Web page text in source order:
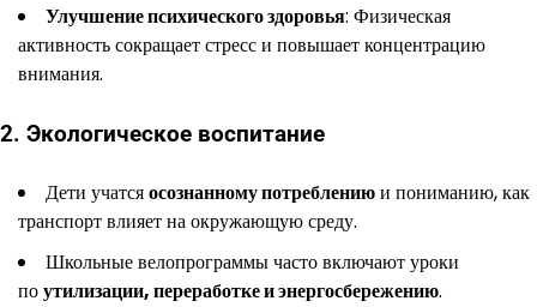
Улучшение психического здоровья: Физическая
активность сокращает стресс и повышает концентрацию
внимания.
2. Экологическое воспитание
Дети учатсяосознанному потреблениюи пониманию, как
транспорт влияет на окружающую среду.
Школьные велопрограммы часто включают уроки
поутилизации, переработке и энергосбережению.